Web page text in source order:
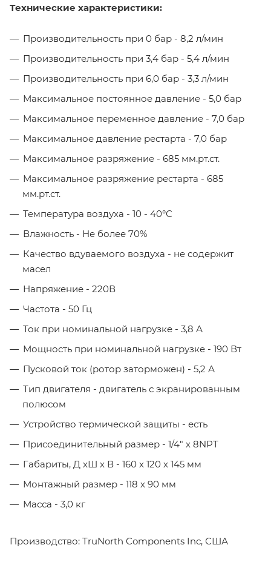
Технические характеристики:
Производительность при 0 бар - 8,2 л/мин
Производительность при 3,4 бар - 5,4 л/мин
Производительность при 6,0 бар - 3,3 л/мин
Максимальное постоянное давление - 5,0 бар
Максимальное переменное давление - 7,0 бар
Максимальное давление рестарта - 7,0 бар
Максимальное разряжение - 685 мм.рт.ст.
Максимальное разряжение рестарта - 685
мм.рт.ст.
Температура воздуха - 10 - 40°С
Влажность - Не более 70%
Качество вдуваемого воздуха - не содержит
масел
Напряжение - 220В
Частота - 50 Гц
Ток при номинальной нагрузке - 3,8 А
Мощность при номинальной нагрузке - 190 Вт
Пусковой ток (ротор заторможен) - 5,2 А
Тип двигателя - двигатель с экранированным
полюсом
Устройство термической защиты - есть
Присоединительный размер - 1/4" х 8NPT
Габариты, Д хШ х В - 160 х 120 х 145 мм
Монтажный размер - 118 х 90 мм
Масса - 3,0 кг
Производство: TruNorth Components Inc, США